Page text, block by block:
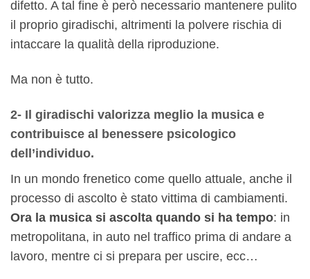
difetto. A tal fine è però necessario mantenere pulito
il proprio giradischi, altrimenti la polvere rischia di
intaccare la qualità della riproduzione.
Ma non è tutto.
2- Il giradischi valorizza meglio la musica e
contribuisce al benessere psicologico
dell’individuo.
In un mondo frenetico come quello attuale, anche il
processo di ascolto è stato vittima di cambiamenti.
Ora la musica si ascolta quando si ha tempo: in
metropolitana, in auto nel traffico prima di andare a
lavoro, mentre ci si prepara per uscire, ecc…